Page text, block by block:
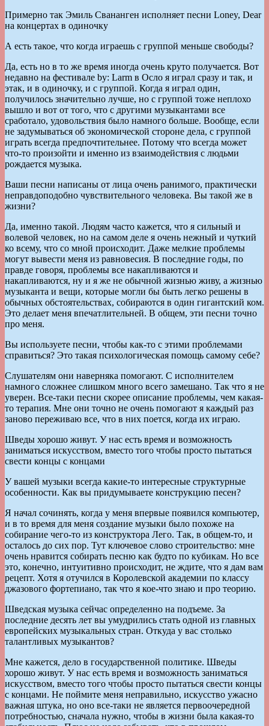
Примерно так Эмиль Свананген исполняет песни Loney, Dear
на концертах в одиночку
А есть такое, что когда играешь с группой меньше свободы?
Да, есть но в то же время иногда очень круто получается. Вот
недавно на фестивале by: Larm в Осло я играл сразу и так, и
этак, и в одиночку, и с группой. Когда я играл один,
получилось значительно лучше, но с группой тоже неплохо
вышло и вот от того, что с другими музыкантами все
сработало, удовольствия было намного больше. Вообще, если
не задумываться об экономической стороне дела, с группой
играть всегда предпочтительнее. Потому что всегда может
что-то произойти и именно из взаимодействия с людьми
рождается музыка.
Ваши песни написаны от лица очень ранимого, практически
неправдоподобно чувствительного человека. Вы такой же в
жизни?
Да, именно такой. Людям часто кажется, что я сильный и
волевой человек, но на самом деле я очень нежный и чуткий
ко всему, что со мной происходит. Даже мелкие проблемы
могут вывести меня из равновесия. В последние годы, по
правде говоря, проблемы все накапливаются и
накапливаются, ну и я же не обычной жизнью живу, а жизнью
музыканта и вещи, которые могли бы быть легко решены в
обычных обстоятельствах, собираются в один гигантский ком.
Это делает меня впечатлительней. В общем, эти песни точно
про меня.
Вы используете песни, чтобы как-то с этими проблемами
справиться? Это такая психологическая помощь самому себе?
Слушателям они наверняка помогают. С исполнителем
намного сложнее слишком много всего замешано. Так что я не
уверен. Все-таки песни скорее описание проблемы, чем какая-
то терапия. Мне они точно не очень помогают я каждый раз
заново переживаю все, что в них поется, когда их играю.
Шведы хорошо живут. У нас есть время и возможность
заниматься искусством, вместо того чтобы просто пытаться
свести концы с концами
У вашей музыки всегда какие-то интересные структурные
особенности. Как вы придумываете конструкцию песен?
Я начал сочинять, когда у меня впервые появился компьютер,
и в то время для меня создание музыки было похоже на
собирание чего-то из конструктора Лего. Так, в общем-то, и
осталось до сих пор. Тут ключевое слово строительство: мне
очень нравится собирать песню как будто по кубикам. Но все
это, конечно, интуитивно происходит, не ждите, что я дам вам
рецепт. Хотя я отучился в Королевской академии по классу
джазового фортепиано, так что я кое-что знаю и про теорию.
Шведская музыка сейчас определенно на подъеме. За
последние десять лет вы умудрились стать одной из главных
европейских музыкальных стран. Откуда у вас столько
талантливых музыкантов?
Мне кажется, дело в государственной политике. Шведы
хорошо живут. У нас есть время и возможность заниматься
искусством, вместо того чтобы просто пытаться свести концы
с концами. Не поймите меня неправильно, искусство ужасно
важная штука, но оно все-таки не является первоочередной
потребностью, сначала нужно, чтобы в жизни была какая-то